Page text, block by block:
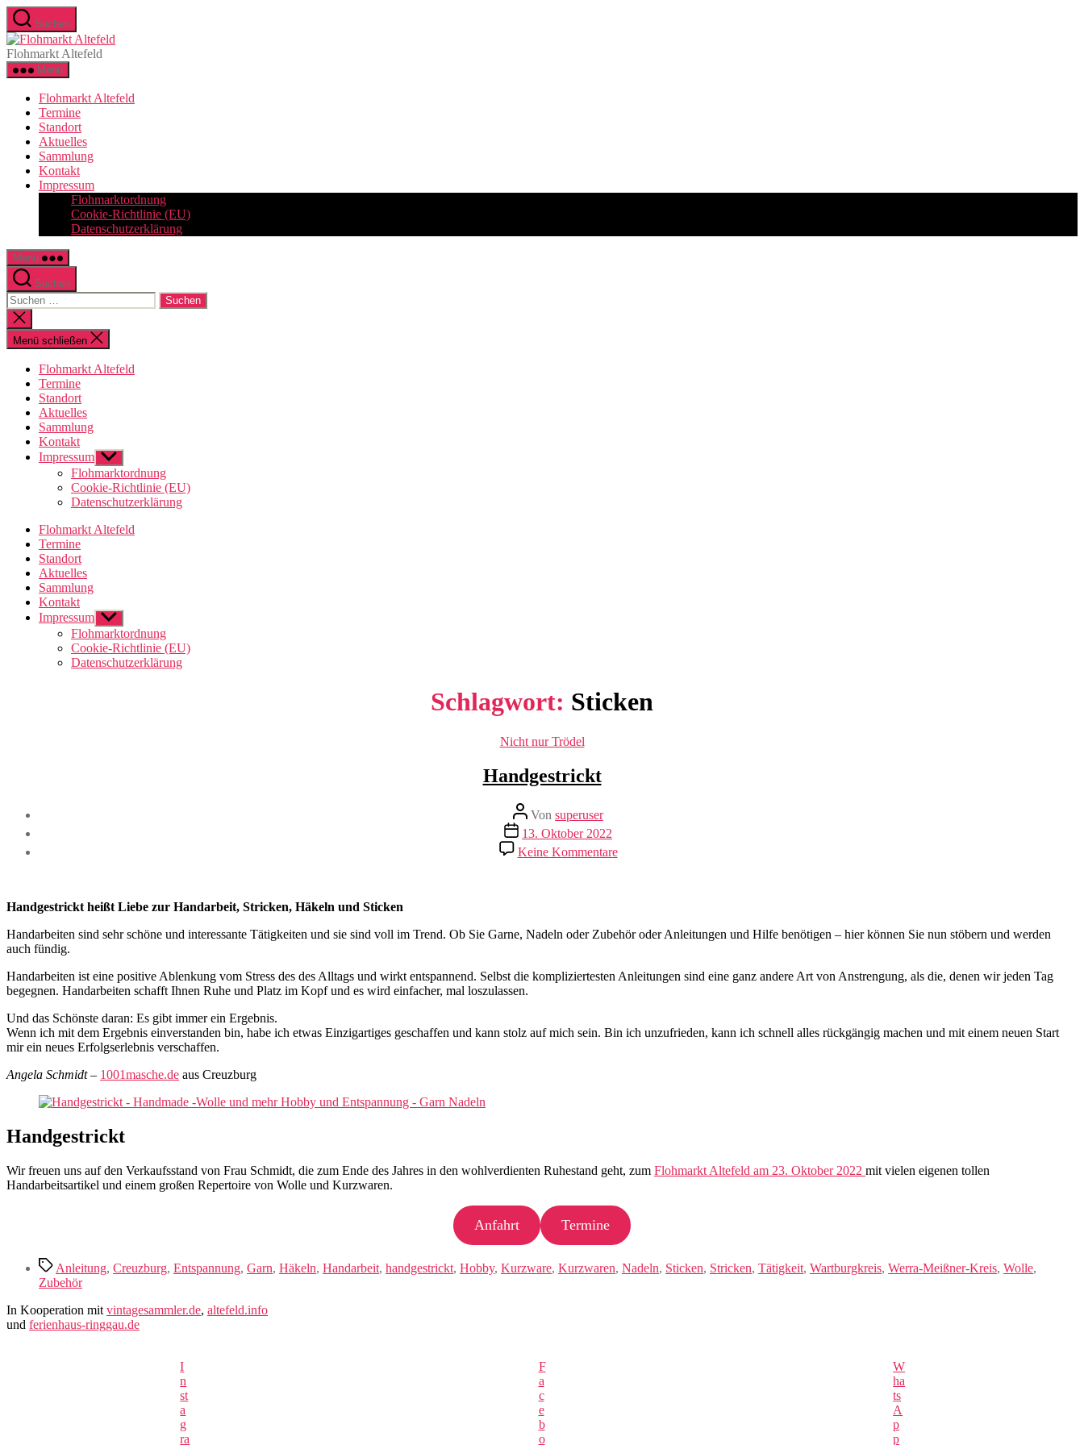
Zum
Inhalt
springen
Suchen
Flohmarkt Altefeld
Menü
Flohmarkt Altefeld
Termine
Standort
Aktuelles
Sammlung
Kontakt
Impressum
Flohmarktordnung
Cookie-Richtlinie (EU)
Datenschutzerklärung
Menü
Suchen
Suchen
nach:
Suche
schließen
Menü schließen
Flohmarkt Altefeld
Termine
Standort
Aktuelles
Sammlung
Kontakt
Impressum Untermenü
anzeigen
Flohmarktordnung
Cookie-Richtlinie (EU)
Datenschutzerklärung
Flohmarkt Altefeld
Termine
Standort
Aktuelles
Sammlung
Kontakt
Impressum Untermenü
anzeigen
Flohmarktordnung
Cookie-Richtlinie (EU)
Datenschutzerklärung
Schlagwort: Sticken
Kategorien
Nicht nur Trödel
Handgestrickt
Beitragsautor
Von superuser
Veröffentlichungsdatum
13. Oktober 2022
Keine Kommentarezu
Handgestrickt
Handgestrickt heißt Liebe zur Handarbeit, Stricken, Häkeln und Sticken
Handarbeiten sind sehr schöne und interessante Tätigkeiten und sie sind voll im Trend. Ob Sie Garne, Nadeln oder Zubehör oder Anleitungen und Hilfe benötigen – hier können Sie nun stöbern und werden
auch fündig.
Handarbeiten ist eine positive Ablenkung vom Stress des des Alltags und wirkt entspannend. Selbst die kompliziertesten Anleitungen sind eine ganz andere Art von Anstrengung, als die, denen wir jeden Tag
begegnen. Handarbeiten schafft Ihnen Ruhe und Platz im Kopf und es wird einfacher, mal loszulassen.
Und das Schönste daran: Es gibt immer ein Ergebnis.
Wenn ich mit dem Ergebnis einverstanden bin, habe ich etwas Einzigartiges geschaffen und kann stolz auf mich sein. Bin ich unzufrieden, kann ich schnell alles rückgängig machen und mit einem neuen Start
mir ein neues Erfolgserlebnis verschaffen.
Angela Schmidt– 1001masche.de aus Creuzburg
Handgestrickt
Wir freuen uns auf den Verkaufsstand von Frau Schmidt, die zum Ende des Jahres in den wohlverdienten Ruhestand geht, zum Flohmarkt Altefeld am 23. Oktober 2022 mit vielen eigenen tollen
Handarbeitsartikel und einem großen Repertoire von Wolle und Kurzwaren.
Anfahrt Termine
Schlagwörter
Anleitung, Creuzburg, Entspannung, Garn, Häkeln, Handarbeit, handgestrickt, Hobby, Kurzware, Kurzwaren, Nadeln, Sticken, Stricken, Tätigkeit, Wartburgkreis, Werra-Meißner-Kreis, Wolle,
Zubehör
In Kooperation mit vintagesammler.de, altefeld.info
und ferienhaus-ringgau.de
I
n
st
a
g
ra
F
a
c
e
b
o
W
ha
ts
A
p
p